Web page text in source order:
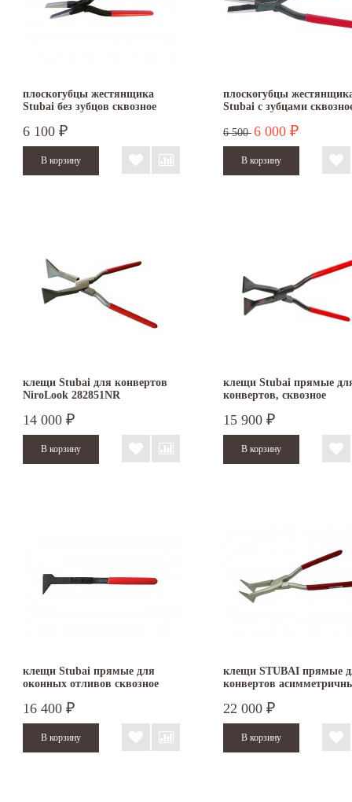
плоскогубцы жестянщика
Stubai без зубцов сквозное
6 100 ₽
плоскогубцы
Stubai с зубцами
6 500 6 000 ₽
клещи Stubai для конвертов
NiroLook 282851NR
14 000 ₽
клещи Stubai прямые
конвертов, сквозное
15 900 ₽
клещи Stubai прямые для
оконных отливов сквозное
16 400 ₽
клещи STUBAI прямые
конвертов
22 000 ₽